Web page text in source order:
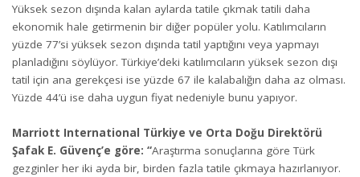
Yüksek sezon dışında kalan aylarda tatile çıkmak tatili daha
ekonomik hale getirmenin bir diğer popüler yolu. Katılımcıların
yüzde 77’si yüksek sezon dışında tatil yaptığını veya yapmayı
planladığını söylüyor. Türkiye’deki katılımcıların yüksek sezon dışı
tatil için ana gerekçesi ise yüzde 67 ile kalabalığın daha az olması.
Yüzde 44’ü ise daha uygun fiyat nedeniyle bunu yapıyor.
Marriott International Türkiye ve Orta Doğu Direktörü
Şafak E. Güvenç’e göre: “Araştırma sonuçlarına göre Türk
gezginler her iki ayda bir, birden fazla tatile çıkmaya hazırlanıyor.